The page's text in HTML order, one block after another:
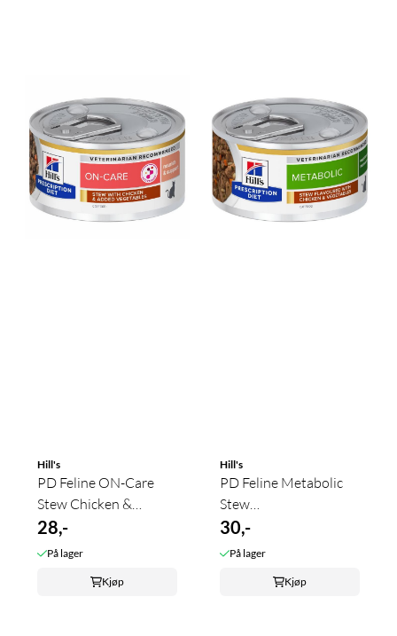
Hill's
PD Feline ON-Care
Stew Chicken &
Vegetables 82 g
28,-
På lager
Kjøp
Hill's
PD Feline Metabolic
Stew
Chicken&Vegetables
82g
30,-
På lager
Kjøp